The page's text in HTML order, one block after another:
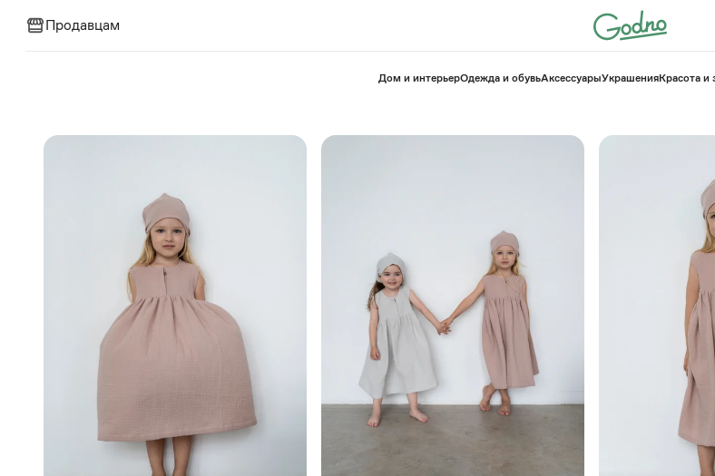
Продавцам
⁠Дом и интерьерОдежда и обувьАксессуарыУкрашенияКрасота и